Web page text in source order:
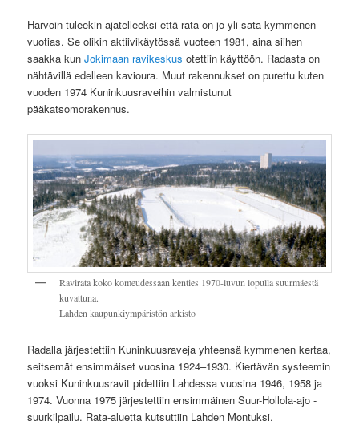
Harvoin tuleekin ajatelleeksi että rata on jo yli sata kymmenen
vuotias. Se olikin aktiivikäytössä vuoteen 1981, aina siihen
saakka kunJokimaan ravikeskus otettiin käyttöön. Radasta on
nähtävillä edelleen kavioura. Muut rakennukset on purettu kuten
vuoden 1974 Kuninkuusraveihin valmistunut
pääkatsomorakennus.
Ravirata koko komeudessaan kenties 1970-luvun lopulla suurmäestä
kuvattuna.
Lahden kaupunkiympäristön arkisto
Radalla järjestettiin Kuninkuusraveja yhteensä kymmenen kertaa,
seitsemät ensimmäiset vuosina 1924–1930. Kiertävän systeemin
vuoksi Kuninkuusravit pidettiin Lahdessa vuosina 1946, 1958 ja
1974. Vuonna 1975 järjestettiin ensimmäinen Suur-Hollola-ajo -
suurkilpailu. Rata-aluetta kutsuttiin Lahden Montuksi.